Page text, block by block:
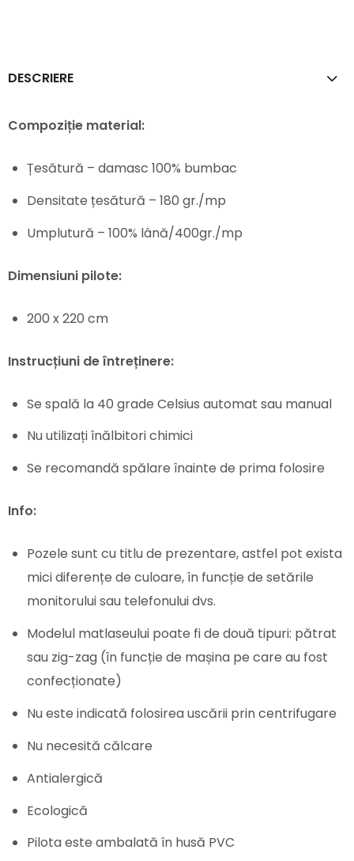
DESCRIERE
Compoziție material:
Țesătură – damasc 100% bumbac
Densitate țesătură – 180 gr./mp
Umplutură – 100% lână/400gr./mp
Dimensiuni pilote:
200 x 220 cm
Instrucțiuni de întreținere:
Se spală la 40 grade Celsius automat sau manual
Nu utilizați înălbitori chimici
Se recomandă spălare înainte de prima folosire
Info:
Pozele sunt cu titlu de prezentare, astfel pot exista
mici diferențe de culoare, în funcție de setările
monitorului sau telefonului dvs.
Modelul matlaseului poate fi de două tipuri: pătrat
sau zig-zag (în funcție de mașina pe care au fost
confecționate)
Nu este indicată folosirea uscării prin centrifugare
Nu necesită călcare
Antialergică
Ecologică
Pilota este ambalată în husă PVC